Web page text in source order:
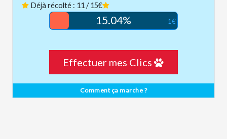
Déjà récolté : 11 / 15€
15.04% 1€
Effectuer mes Clics
Comment ça marche ?